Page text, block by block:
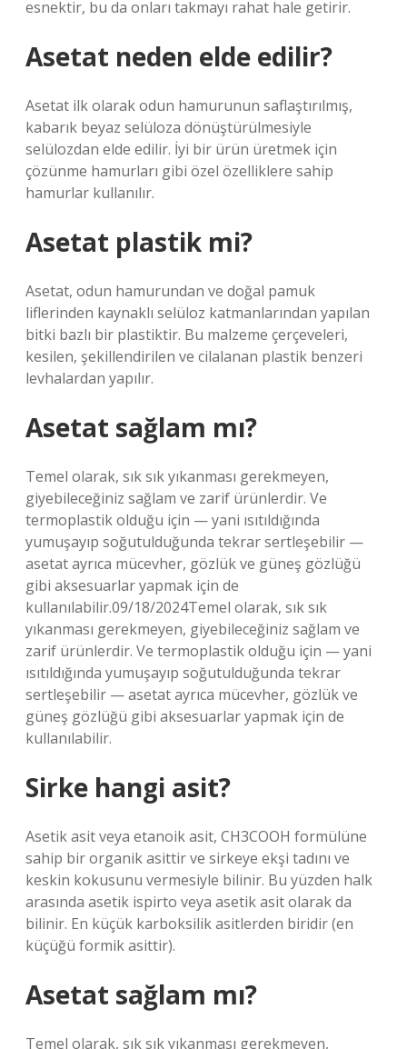
esnektir, bu da onları takmayı rahat hale getirir.
Asetat neden elde edilir?
Asetat ilk olarak odun hamurunun saflaştırılmış,
kabarık beyaz selüloza dönüştürülmesiyle
selülozdan elde edilir. İyi bir ürün üretmek için
çözünme hamurları gibi özel özelliklere sahip
hamurlar kullanılır.
Asetat plastik mi?
Asetat, odun hamurundan ve doğal pamuk
liflerinden kaynaklı selüloz katmanlarından yapılan
bitki bazlı bir plastiktir. Bu malzeme çerçeveleri,
kesilen, şekillendirilen ve cilalanan plastik benzeri
levhalardan yapılır.
Asetat sağlam mı?
Temel olarak, sık sık yıkanması gerekmeyen,
giyebileceğiniz sağlam ve zarif ürünlerdir. Ve
termoplastik olduğu için — yani ısıtıldığında
yumuşayıp soğutulduğunda tekrar sertleşebilir —
asetat ayrıca mücevher, gözlük ve güneş gözlüğü
gibi aksesuarlar yapmak için de
kullanılabilir.09/18/2024Temel olarak, sık sık
yıkanması gerekmeyen, giyebileceğiniz sağlam ve
zarif ürünlerdir. Ve termoplastik olduğu için — yani
ısıtıldığında yumuşayıp soğutulduğunda tekrar
sertleşebilir — asetat ayrıca mücevher, gözlük ve
güneş gözlüğü gibi aksesuarlar yapmak için de
kullanılabilir.
Sirke hangi asit?
Asetik asit veya etanoik asit, CH3COOH formülüne
sahip bir organik asittir ve sirkeye ekşi tadını ve
keskin kokusunu vermesiyle bilinir. Bu yüzden halk
arasında asetik ispirto veya asetik asit olarak da
bilinir. En küçük karboksilik asitlerden biridir (en
küçüğü formik asittir).
Asetat sağlam mı?
Temel olarak, sık sık yıkanması gerekmeyen,